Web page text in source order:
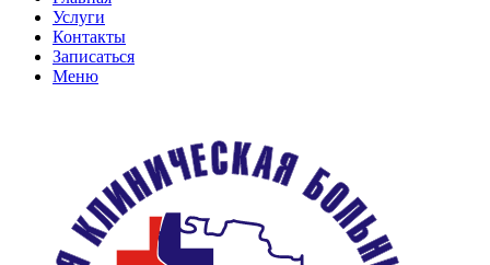
Услуги
Контакты
Записаться
Меню